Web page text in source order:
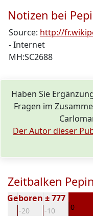
Notizen bei
Source: http://
- Internet
MH:SC2688
Haben Sie
Fragen im
Der Autor dieser
Zeitbalken
-20 -10 0
Geboren ± 777